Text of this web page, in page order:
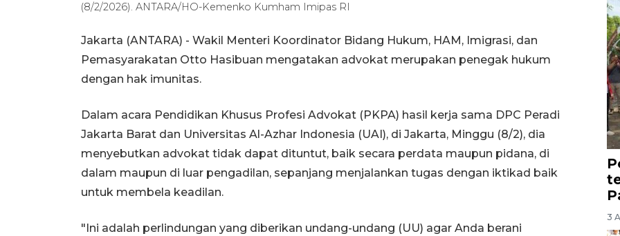
(8/2/2026). ANTARA/HO-Kemenko Kumham Imipas RI
Jakarta (ANTARA) - Wakil Menteri Koordinator Bidang Hukum, HAM, Imigrasi, dan
Pemasyarakatan Otto Hasibuan mengatakan advokat merupakan penegak hukum
dengan hak imunitas.
Dalam acara Pendidikan Khusus Profesi Advokat (PKPA) hasil kerja sama DPC Peradi
Jakarta Barat dan Universitas Al-Azhar Indonesia (UAI), di Jakarta, Minggu (8/2), dia
menyebutkan advokat tidak dapat dituntut, baik secara perdata maupun pidana, di
dalam maupun di luar pengadilan, sepanjang menjalankan tugas dengan iktikad baik
untuk membela keadilan.
"Ini adalah perlindungan yang diberikan undang-undang (UU) agar Anda berani
3